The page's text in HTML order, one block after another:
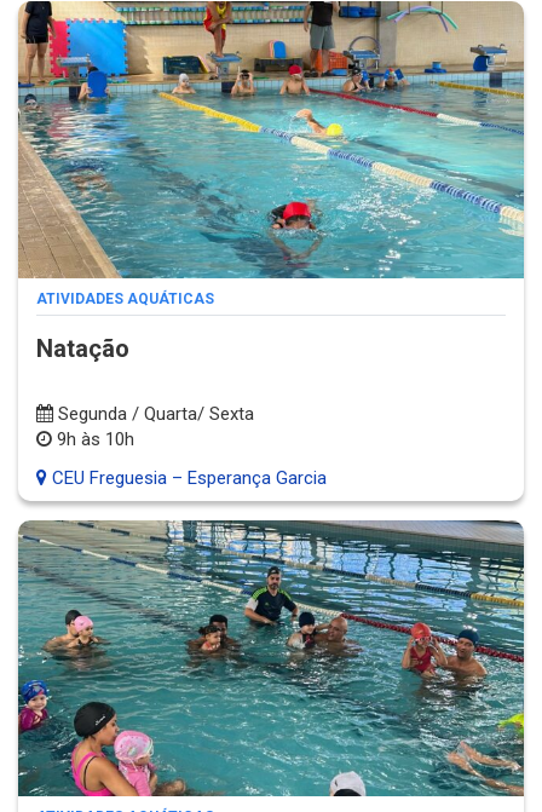
ATIVIDADES AQUÁTICAS
Natação
Segunda / Quarta/ Sexta
9h às 10h
CEU Freguesia – Esperança Garcia